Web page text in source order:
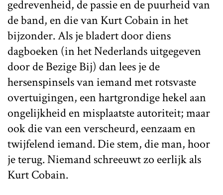
gedrevenheid, de passie en de puurheid van
de band, en die van Kurt Cobain in het
bijzonder. Als je bladert door diens
dagboeken (in het Nederlands uitgegeven
door de Bezige Bij) dan lees je de
hersenspinsels van iemand met rotsvaste
overtuigingen, een hartgrondige hekel aan
ongelijkheid en misplaatste autoriteit; maar
ook die van een verscheurd, eenzaam en
twijfelend iemand. Die stem, die man, hoor
je terug. Niemand schreeuwt zo eerlijk als
Kurt Cobain.